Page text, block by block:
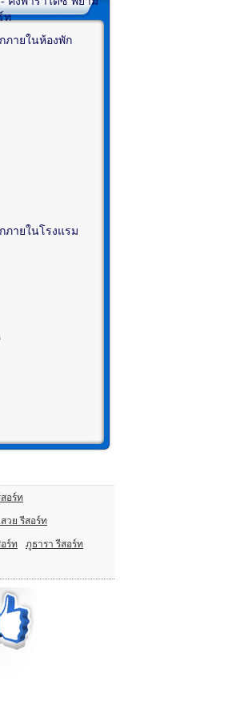
ท
ภายในห้องพัก
ภายในโรงแรม
อร์ท
วย รีสอร์ท
ร์ท ภูธารา รีสอร์ท